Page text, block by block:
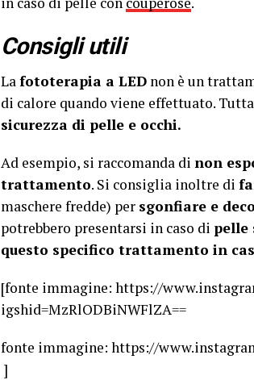
Consigli utili
Lafototerapia a LED non è un
di calore quando viene effettuato.
sicurezza di pelle e occhi.
Ad esempio, si raccomanda di non
trattamento. Si consiglia inoltre di
maschere fredde) per sgonfiare e
potrebbero presentarsi in caso di pelle
questo specifico trattamento in
[fonte immagine: https://
igshid=MzRlODBiNWFlZA==
fonte immagine: https://
]